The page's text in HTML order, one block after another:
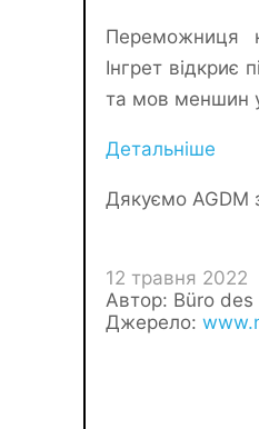
Переможниця
Інгрет відкриє
та мов меншин
Детальніше
Дякуємо AGDM
12 травня 2022
Автор: Büro des
Джерело: